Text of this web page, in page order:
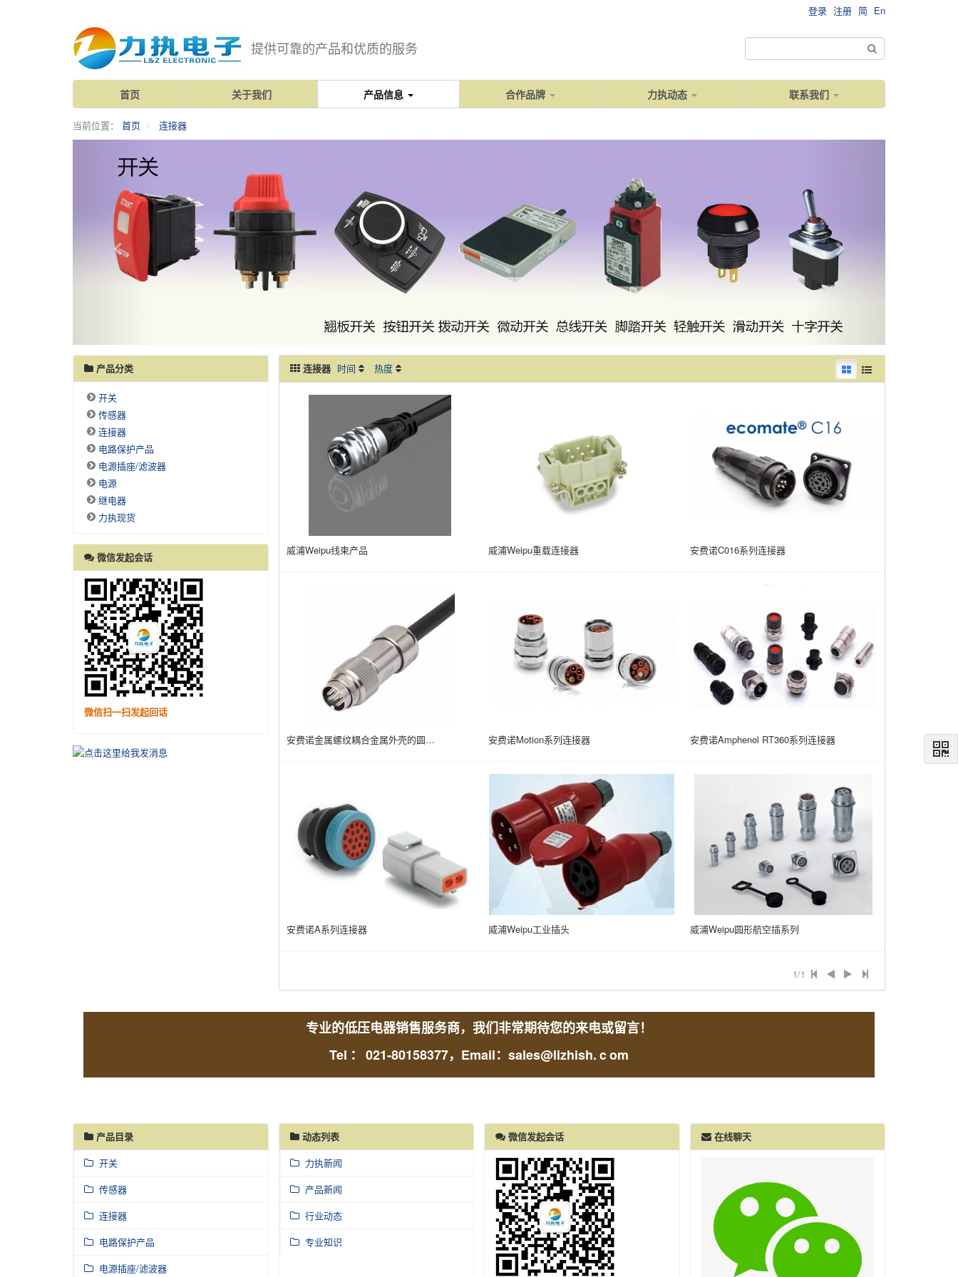
登录 注册 简 En
提供可靠的产品和优质的服务
首页 关于我们 产品信息 合作品牌 力执动态 联系我们
当前位置： 首页 连接器
连接器 时间 热度
威浦Weipu线束产品 威浦Weipu重载连接器 安费诺C016系列连接器
安费诺金属螺纹耦合金属外壳的圆形连接器C091 Series 安费诺Motion系列连接器 安费诺Amphenol RT360系列连接器
安费诺A系列连接器 威浦Weipu工业插头 威浦Weipu圆形航空插系列
1/1
产品分类
开关
传感器
连接器
电路保护产品
电源插座/滤波器
电源
继电器
力执现货
微信发起会话
微信扫一扫发起回话
专业的低压电器销售服务商，我们非常期待您的来电或留言！
Tel ： 021-80158377，Email：sales@lizhish.com
产品目录
开关
传感器
连接器
电路保护产品
电源插座/滤波器
动态列表
力执新闻
产品新闻
行业动态
专业知识
微信发起会话 在线聊天